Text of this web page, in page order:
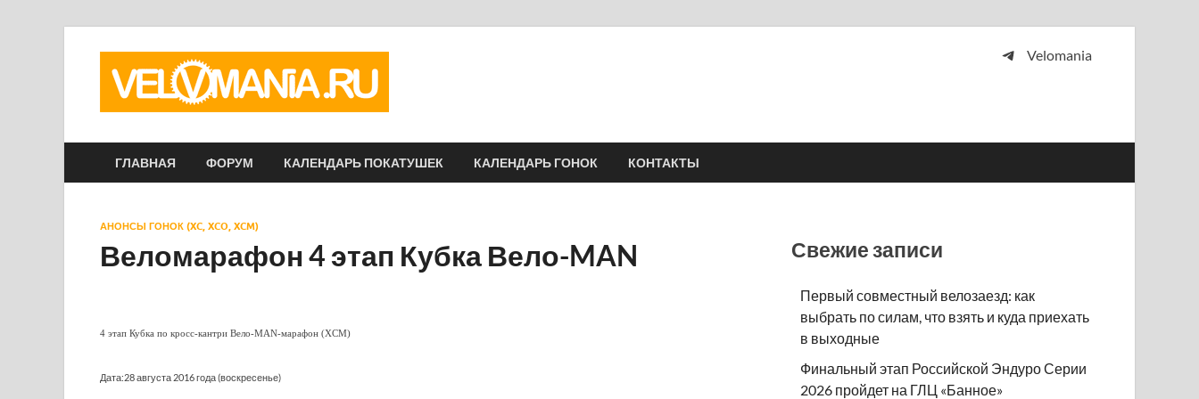
Velomania
ГЛАВНАЯ ФОРУМ КАЛЕНДАРЬ ПОКАТУШЕК КАЛЕНДАРЬ ГОНОК КОНТАКТЫ
АНОНСЫ ГОНОК (XC, XCO, XCM)
Веломарафон 4 этап Кубка Вело-MAN
4 этап Кубка по кросс-кантри Вело-MAN-марафон (XCM)
Дата:28 августа 2016 года (воскресенье)
Свежие записи
Первый совместный велозаезд: как
выбрать по силам, что взять и куда приехать
в выходные
Финальный этап Российской Эндуро Серии
2026 пройдет на ГЛЦ «Банное»